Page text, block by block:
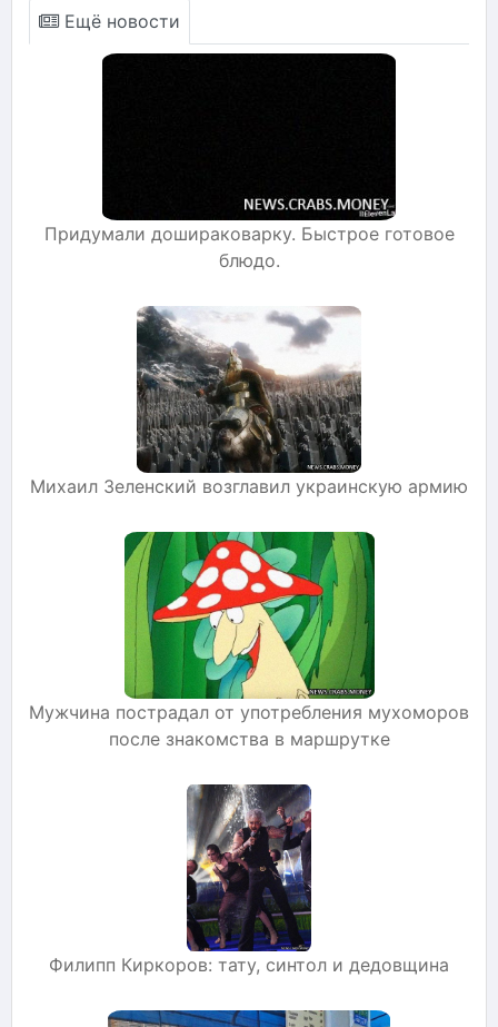
Ещё новости
Придумали дошираковарку. Быстрое готовое
блюдо.
Михаил Зеленский возглавил украинскую армию
Мужчина пострадал от употребления мухоморов
после знакомства в маршрутке
Филипп Киркоров: тату, синтол и дедовщина